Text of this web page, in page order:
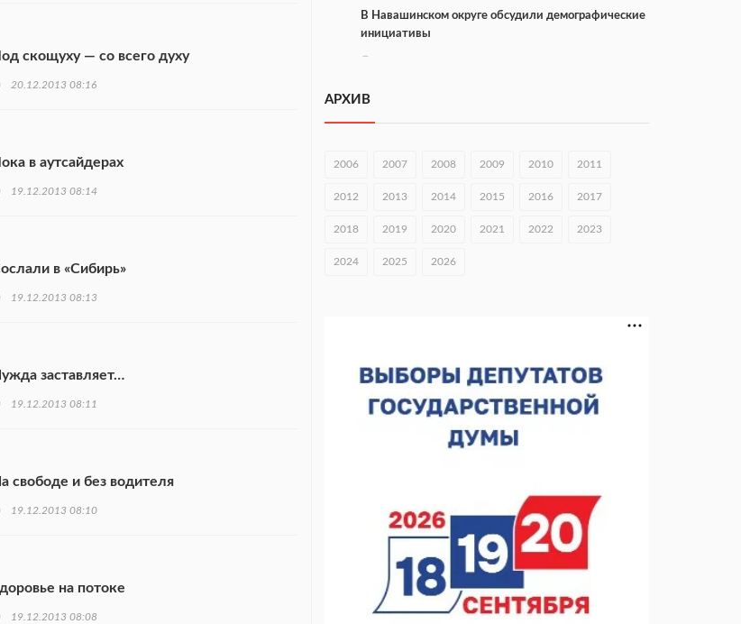
скощуху — со всего духу
20.12.2013 08:16
в аутсайдерах
19.12.2013 08:14
в «Сибирь»
19.12.2013 08:13
заставляет…
19.12.2013 08:11
свободе и без водителя
19.12.2013 08:10
на потоке
19.12.2013 08:08
В Навашинском округе обсудили демографические
инициативы
Институт развития агломерации разработал 39
Нижний Новгород
В Нижегородской области прошло заседание АТК и
07.08.2026 14:01
В Нижегородской области выбрали лучшего
лесного пожарного
07.08.2026 13:48
07.08.2026 13:15
В Нижегородской области посещаемость
спортобъектов выросла на 28%
07.08.2026 12:15
АРХИВ
2006 2007 2008 2009 2010 2011
2012 2013 2014 2015 2016 2017
2018 2019 2020 2021 2022 2023
2024 2025 2026